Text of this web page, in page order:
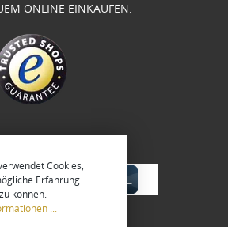
ONLINE EINKAUFEN.
Cookies,
Erfahrung
können.
...